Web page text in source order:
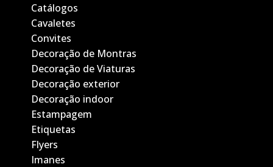
Catálogos
Cavaletes
Convites
Decoração de Montras
Decoração de Viaturas
Decoração exterior
Decoração indoor
Estampagem
Etiquetas
Flyers
Imanes